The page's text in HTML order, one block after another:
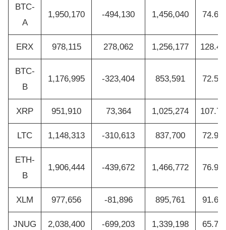
BTC-
A
1,950,170 -494,130 1,456,040
ERX 978,115 278,062 1,256,177
BTC-
B
1,176,995 -323,404 853,591
XRP 951,910 73,364 1,025,274
LTC 1,148,313 -310,613 837,700
ETH-
B
1,906,444 -439,672 1,466,772
XLM 977,656 -81,896 895,761
JNUG 2,038,400 -699,203 1,339,198